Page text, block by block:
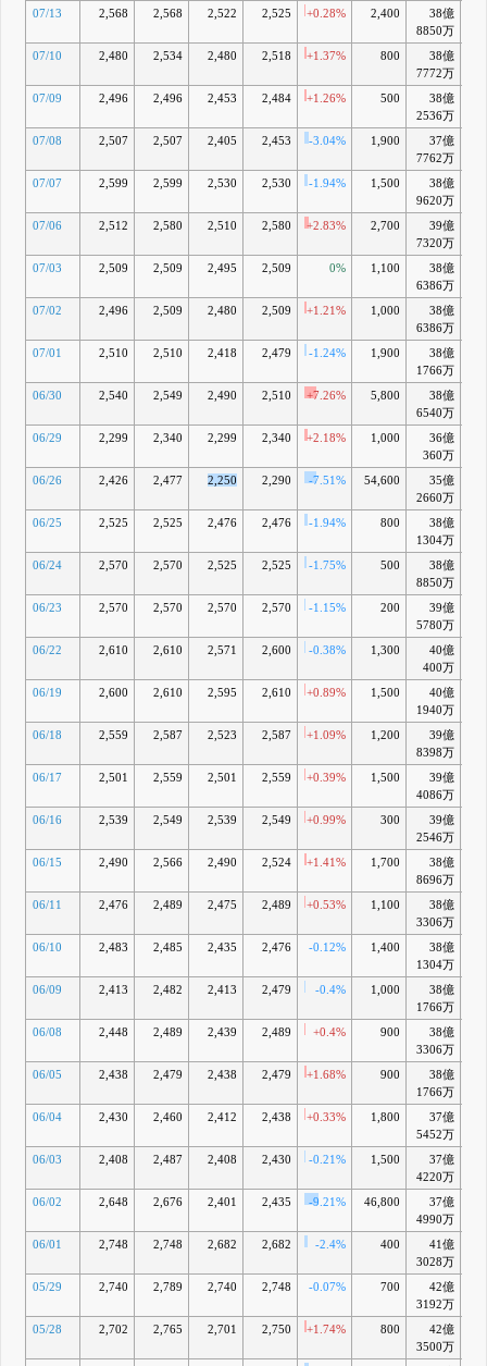
07/13 2,568 2,568 2,522 2,525 +0.28% 2,400
38億
8850万
07/10 2,480 2,534 2,480 2,518 +1.37% 800
38億
7772万
07/09 2,496 2,496 2,453 2,484 +1.26% 500
38億
2536万
07/08 2,507 2,507 2,405 2,453 -3.04% 1,900
37億
7762万
07/07 2,599 2,599 2,530 2,530 -1.94% 1,500
38億
9620万
07/06 2,512 2,580 2,510 2,580 +2.83% 2,700
39億
7320万
07/03 2,509 2,509 2,495 2,509 0% 1,100
38億
6386万
07/02 2,496 2,509 2,480 2,509 +1.21% 1,000
38億
6386万
07/01 2,510 2,510 2,418 2,479 -1.24% 1,900
38億
1766万
06/30 2,540 2,549 2,490 2,510 +7.26% 5,800
38億
6540万
06/29 2,299 2,340 2,299 2,340 +2.18% 1,000
36億
360万
06/26 2,426 2,477 2,250 2,290 -7.51% 54,600
35億
2660万
06/25 2,525 2,525 2,476 2,476 -1.94% 800
38億
1304万
06/24 2,570 2,570 2,525 2,525 -1.75% 500
38億
8850万
06/23 2,570 2,570 2,570 2,570 -1.15% 200
39億
5780万
06/22 2,610 2,610 2,571 2,600 -0.38% 1,300
40億
400万
06/19 2,600 2,610 2,595 2,610 +0.89% 1,500
40億
1940万
06/18 2,559 2,587 2,523 2,587 +1.09% 1,200
39億
8398万
06/17 2,501 2,559 2,501 2,559 +0.39% 1,500
39億
4086万
06/16 2,539 2,549 2,539 2,549 +0.99% 300
39億
2546万
06/15 2,490 2,566 2,490 2,524 +1.41% 1,700
38億
8696万
06/11 2,476 2,489 2,475 2,489 +0.53% 1,100
38億
3306万
06/10 2,483 2,485 2,435 2,476 -0.12% 1,400
38億
1304万
06/09 2,413 2,482 2,413 2,479 -0.4% 1,000
38億
1766万
06/08 2,448 2,489 2,439 2,489 +0.4% 900
38億
3306万
06/05 2,438 2,479 2,438 2,479 +1.68% 900
38億
1766万
06/04 2,430 2,460 2,412 2,438 +0.33% 1,800
37億
5452万
06/03 2,408 2,487 2,408 2,430 -0.21% 1,500
37億
4220万
06/02 2,648 2,676 2,401 2,435 -9.21% 46,800
37億
4990万
06/01 2,748 2,748 2,682 2,682 -2.4% 400
41億
3028万
05/29 2,740 2,789 2,740 2,748 -0.07% 700
42億
3192万
05/28 2,702 2,765 2,701 2,750 +1.74% 800
42億
3500万